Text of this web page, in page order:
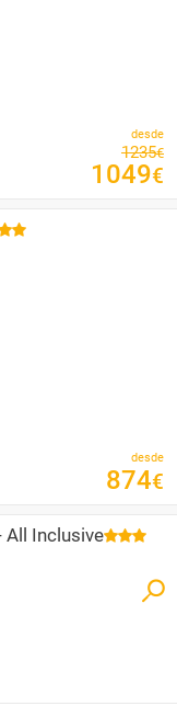
desde
1235€
1049€
desde
874€
All Inclusive